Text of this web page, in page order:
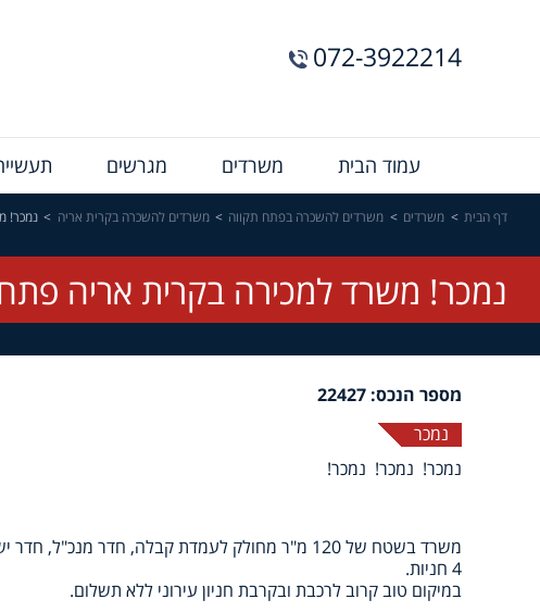
072-3922214
עמוד הבית משרדים מגרשים
דף הבית משרדים משרדים להשכרה בפתח תקווה משרדים להשכרה בקרית אריה נמכר!
נמכר! משרד למכירה בקרית אריה
מספר הנכס: 22427
נמכר
נמכר! נמכר! נמכר!
משרד בשטח של 120 מ"ר מחולק לעמדת קבלה, חדר מנכ"ל, חדר ישיבות ו-2 חדרי עבודה.
4 חניות.
במיקום טוב קרוב לרכבת ובקרבת חניון עירוני ללא תשלום.